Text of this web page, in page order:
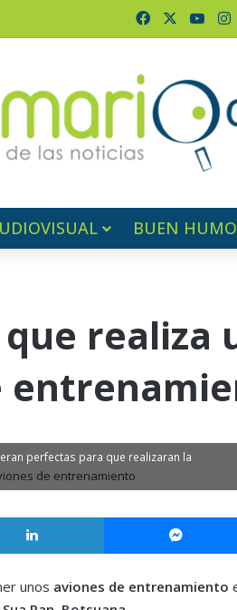
Facebook
BUEN
realiza
perfectas para que realizaran la
LinkedIn
unos aviones de entrenamiento